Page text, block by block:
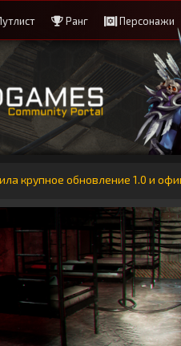
Ранг Персонажи
крупное обновление 1.0 и